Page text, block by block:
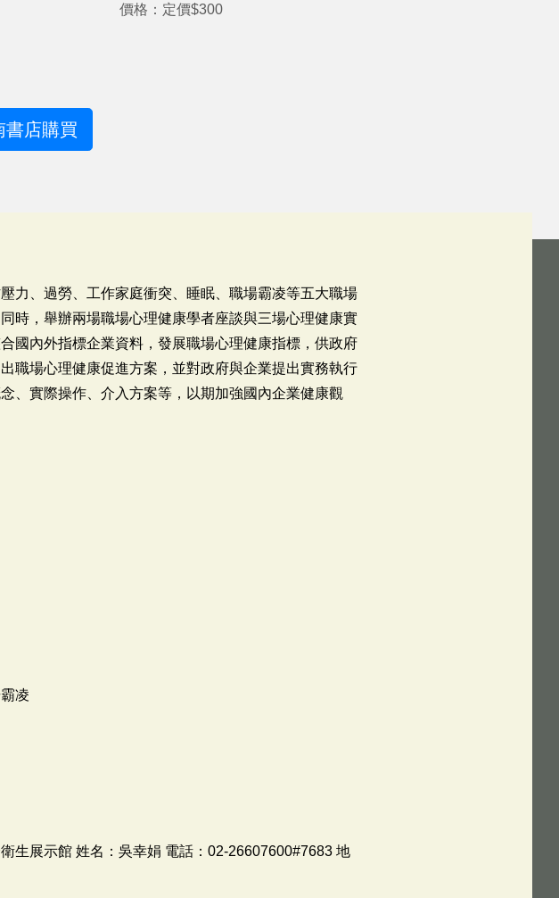
價格：定價$300
書店購買
力、過勞、工作家庭衝突、睡眠、職場霸凌等五大職場
時，舉辦兩場職場心理健康學者座談與三場心理健康實
國內外指標企業資料，發展職場心理健康指標，供政府
職場心理健康促進方案，並對政府與企業提出實務執行
、實際操作、介入方案等，以期加強國內企業健康觀
凌
生展示館 姓名：吳幸娟 電話：02-26607600#7683 地